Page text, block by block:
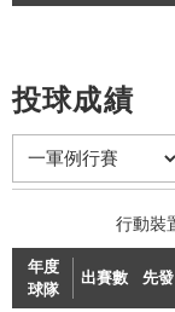
投球成績
年度
球隊
出賽數 先發